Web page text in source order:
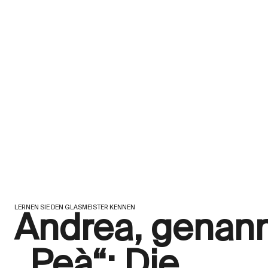
LERNEN SIE DEN GLASMEISTER KENNEN
Andrea,